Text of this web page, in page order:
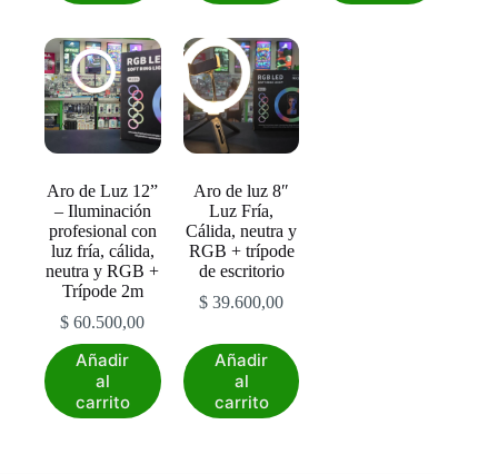
Aro de Luz 12”
– Iluminación
profesional con
luz fría, cálida,
neutra y RGB +
Trípode 2m
$ 60.500,00
Añadir
al
carrito
Aro de luz 8″
Luz Fría,
Cálida, neutra y
RGB + trípode
de escritorio
$ 39.600,00
Añadir
al
carrito